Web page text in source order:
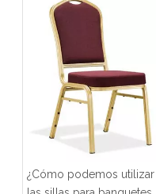
¿Cómo podemos utilizar